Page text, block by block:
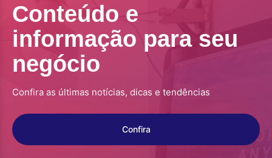
Conteúdo e
informação para seu
negócio
Confira as últimas notícias, dicas e tendências
Confira